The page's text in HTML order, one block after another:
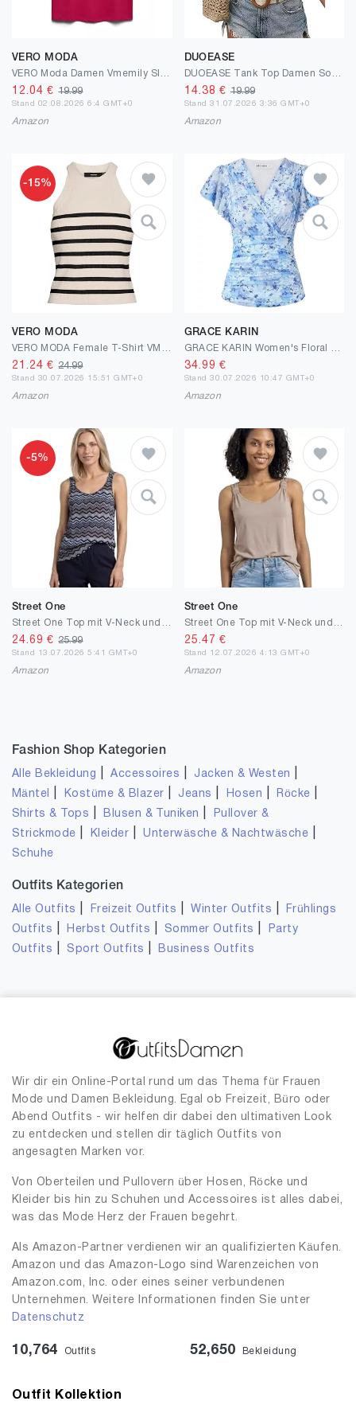
VERO MODA
12.04 €19.99
Stand 02.08.2026 6:4 GMT+0
Amazon
DUOEASE
14.38 € 19.99
Stand 31.07.2026 3:36 GMT+0
Amazon
-15%
VERO MODA
21.24 €24.99
Stand 30.07.2026 15:51 GMT+0
Amazon
GRACE KARIN
34.99 €
Stand 30.07.2026 10:47 GMT+0
Amazon
-5%
Street One
24.69 €25.99
Stand 13.07.2026 5:41 GMT+0
Amazon
Street One
25.47 €
Stand 12.07.2026 4:13 GMT+0
Amazon
Fashion Shop Kategorien
Alle Bekleidung |Accessoires Jacken & Westen
Mäntel Kostüme & Blazer Jeans Hosen Röcke
Shirts & Tops Blusen & Tuniken
Pullover &
Strickmode
Kleider |Unterwäsche & Nachtwäsche
Schuhe
Outfits Kategorien
Alle Outfits Freizeit Outfits |Winter Outfits
Frühlings
Outfits
Herbst Outfits Sommer Outfits
Party
Outfits
Sport Outfits Business Outfits
Wir dir ein Online-Portal rund um das Thema für Frauen
Mode und Damen Bekleidung. Egal ob Freizeit, Büro oder
Abend Outfits - wir helfen dir dabei den ultimativen Look
zu entdecken und stellen dir täglich Outfits von
angesagten Marken vor.
Von Oberteilen und Pullovern über Hosen, Röcke und
Kleider bis hin zu Schuhen und Accessoires ist alles dabei,
was das Mode Herz der Frauen begehrt.
Als Amazon-Partner verdienen wir an qualifizierten Käufen.
Amazon und das Amazon-Logo sind Warenzeichen von
Amazon.com, Inc. oder eines seiner verbundenen
Unternehmen. Weitere Informationen finden Sie unter
Datenschutz
10,764 Outfits 52,650 Bekleidung
Outfit Kollektion